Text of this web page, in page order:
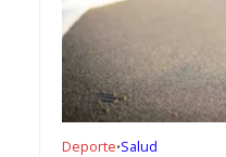
Deporte•Salud